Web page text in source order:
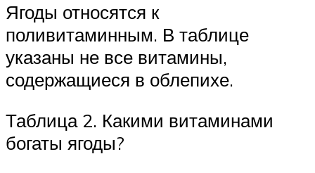
Ягоды относятся к
поливитаминным. В таблице
указаны не все витамины,
содержащиеся в облепихе.
Таблица 2. Какими витаминами
богаты ягоды?